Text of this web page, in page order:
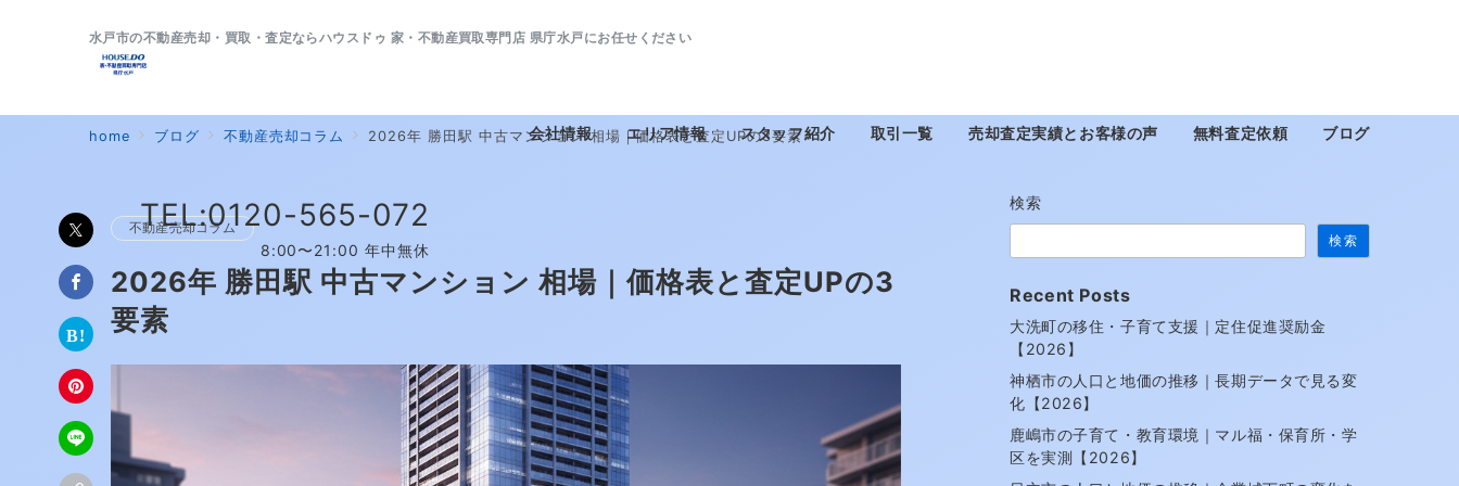
水戸市の不動産売却・買取・査定ならハウスドゥ 家・不動産買取専門店 県庁水戸にお任せください
会社情報 エリア情報 スタッフ紹介 取引一覧 売却査定実績とお客様の声 無料査定依頼 ブログ
TEL:0120-565-072
8:00〜21:00 年中無休
home ブログ 不動産売却コラム 2026年 勝田駅 中古マンション 相場｜価格表と査定UPの3要素
不動産売却コラム
2026年 勝田駅 中古マンション 相場｜価格表と査定UPの3
要素
検索
検索
Recent Posts
大洗町の移住・子育て支援｜定住促進奨励金
【2026】
神栖市の人口と地価の推移｜長期データで見る変
化【2026】
鹿嶋市の子育て・教育環境｜マル福・保育所・学
区を実測【2026】